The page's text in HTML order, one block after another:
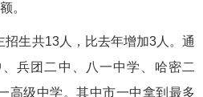
。
招生共13人，比去年增加3人。通
兵团二中、八一中学、哈密二
高级中学。其中市一中拿到最多